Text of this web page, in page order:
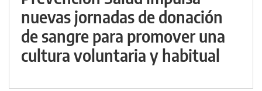
nuevas jornadas de donación
de sangre para promover una
cultura voluntaria y habitual